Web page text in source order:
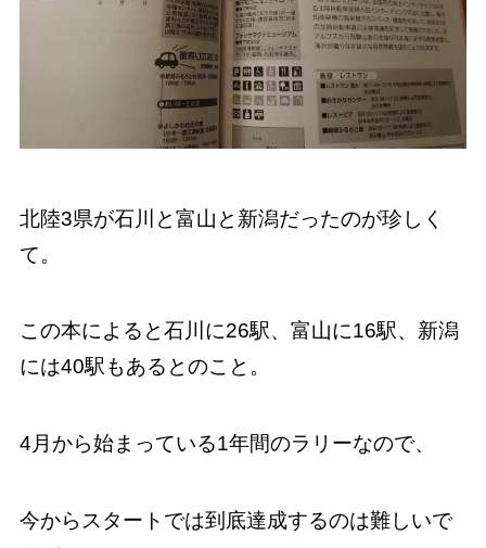
北陸3県が石川と富山と新潟だったのが珍しく
て。
この本によると石川に26駅、富山に16駅、新潟
には40駅もあるとのこと。
4月から始まっている1年間のラリーなので、
今からスタートでは到底達成するのは難しいで